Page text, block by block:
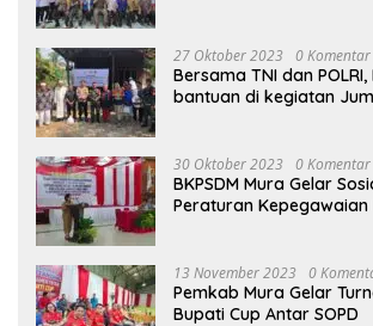
27 Oktober 2023 0 Komentar
Bersama TNI dan
bantuan di kegiatan
30 Oktober 2023 0 Komentar
BKPSDM Mura Gelar
Peraturan
13 November 2023 0
Pemkab Mura Gelar
Bupati Cup Antar SOPD